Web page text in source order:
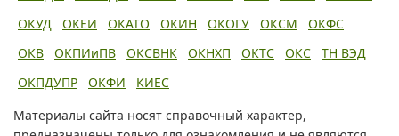
ОКУД
ОКЕИ ОКАТО ОКИН ОКОГУ ОКСМ
ОКФС
ОКВ
ОКПИиПВ ОКСВНК ОКНХП ОКТС ОКС
ТН ВЭД
ОКПДУПР
ОКФИ
КИЕС
Материалы сайта носят справочный характер,